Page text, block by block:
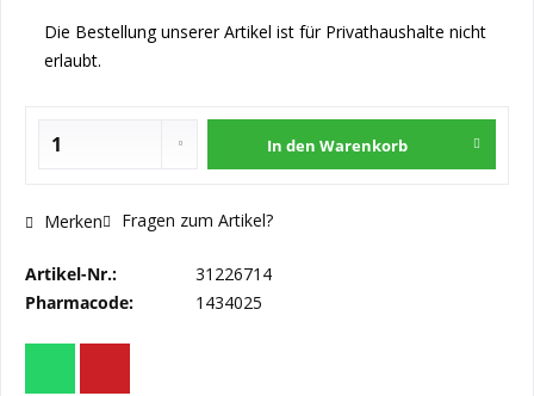
Die Bestellung unserer Artikel ist für Privathaushalte nicht
erlaubt.
In den Warenkorb
Merken Fragen zum Artikel?
Artikel-Nr.:
31226714
Pharmacode:
1434025